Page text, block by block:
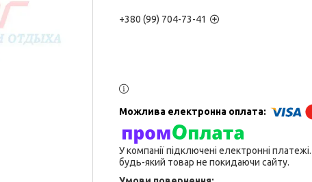
+380 (99) 704-73-41
У компанії підключені електронні
будь-який товар не покидаючи сайту.